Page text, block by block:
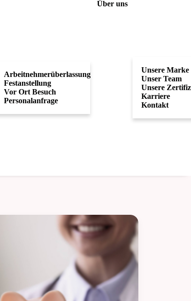
Arbeitnehmerüberlassung
Festanstellung
Vor Ort Besuch
Personalanfrage
Über uns
Unsere Marke
Unser Team
Unsere
Karriere
Kontakt